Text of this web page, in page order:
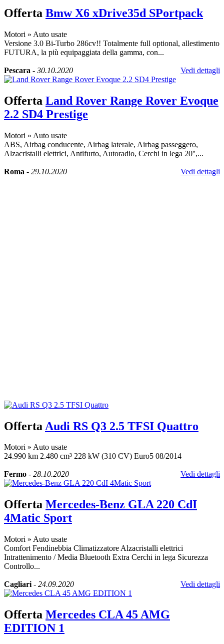
Offerta Bmw X6 xDrive35d SPortpack
Motori » Auto usate
Versione 3.0 Bi-Turbo 286cv!! Totalmente full optional, allestimento
FUTURA, la più equipaggiata della gamma, con...
Pescara - 30.10.2020 Vedi dettagli
Offerta Land Rover Range Rover Evoque
2.2 SD4 Prestige
Motori » Auto usate
ABS, Airbag conducente, Airbag laterale, Airbag passeggero,
Alzacristalli elettrici, Antifurto, Autoradio, Cerchi in lega 20'',...
Roma - 29.10.2020 Vedi dettagli
Offerta Audi RS Q3 2.5 TFSI Quattro
Motori » Auto usate
24.990 km 2.480 cm³ 228 kW (310 CV) Euro5 08/2014
Fermo - 28.10.2020 Vedi dettagli
Offerta Mercedes-Benz GLA 220 CdI
4Matic Sport
Motori » Auto usate
Comfort Fendinebbia Climatizzatore Alzacristalli elettrici
Intrattenimento / Media Bluetooth Extra Cerchi in lega Sicurezza
Controllo...
Cagliari - 24.09.2020 Vedi dettagli
Offerta Mercedes CLA 45 AMG
EDITION 1